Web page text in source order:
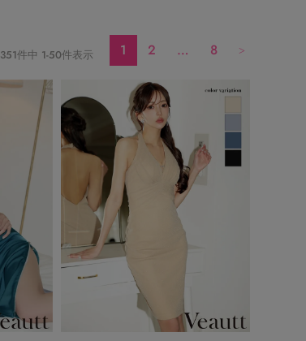
351件中 1-50件表示 1 2 … 8